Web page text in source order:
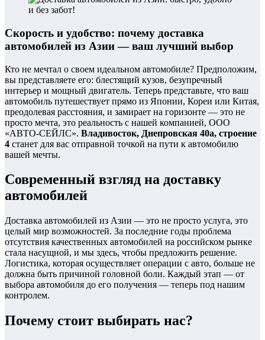
Скорость и удобство: почему доставка
автомобилей из Азии — ваш лучший выбор
Кто не мечтал о своем идеальном автомобиле? Предположим,
вы представляете его: блестящий кузов, безупречный
интерьер и мощный двигатель. Теперь представьте, что ваш
автомобиль путешествует прямо из Японии, Кореи или Китая,
преодолевая расстояния, и замирает на горизонте — это не
просто мечта, это реальность с нашей компанией, ООО
«АВТО-СЕЙЛС». Владивосток, Днепровская 40а, строение
4 станет для вас отправной точкой на пути к автомобилю
вашей мечты.
Современный взгляд на доставку
автомобилей
Доставка автомобилей из Азии — это не просто услуга, это
целый мир возможностей. За последние годы проблема
отсутствия качественных автомобилей на российском рынке
стала насущной, и мы здесь, чтобы предложить решение.
Логистика, которая осуществляет операции с авто, больше не
должна быть причиной головной боли. Каждый этап — от
выбора автомобиля до его получения — теперь под нашим
контролем.
Почему стоит выбирать нас?